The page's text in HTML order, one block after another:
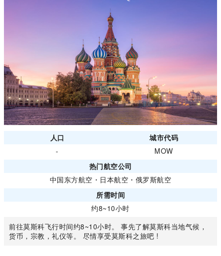
人口
城市代码
-
MOW
热门航空公司
中国东方航空 ・ 日本航空 ・ 俄罗斯航空
所需时间
约8~10小时
前往莫斯科飞行时间约8~10小时。 事先了解莫斯科当地气候，
货币，宗教，礼仪等。 尽情享受莫斯科之旅吧 !